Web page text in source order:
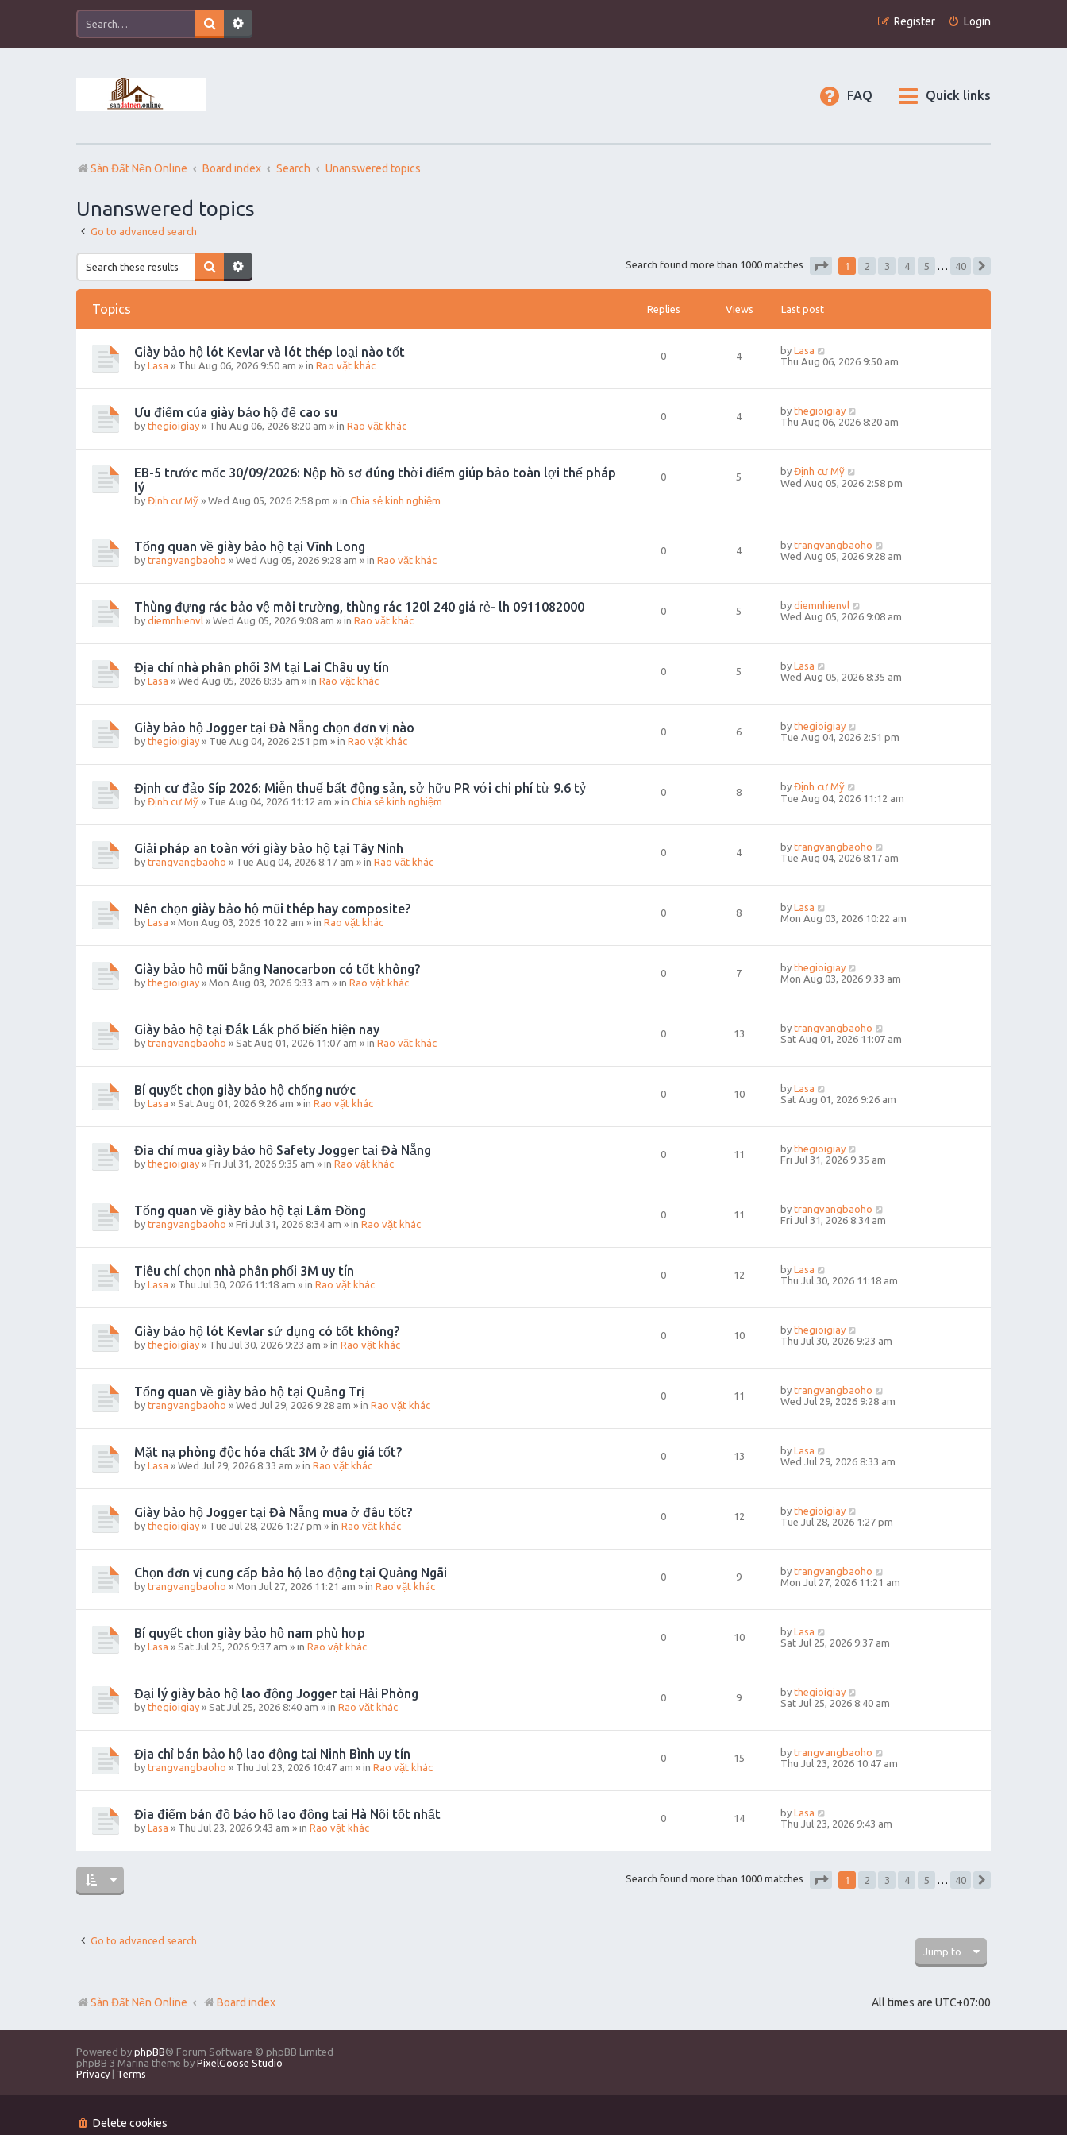
Login
Register
Quick links
FAQ
Sàn Đất Nền Online Board index Search Unanswered topics
Unanswered topics
Go to advanced search
Search found more than 1000 matches
1 2 3 4 5 …
40
Topics Replies Views Last post
Giày bảo hộ lót Kevlar và lót thép loại nào tốt
by Lasa » Thu Aug 06, 2026 9:50 am » in Rao vặt khác
0 4 by Lasa
Thu Aug 06, 2026 9:50 am
Ưu điểm của giày bảo hộ đế cao su
by thegioigiay » Thu Aug 06, 2026 8:20 am » in Rao vặt khác
0 4 by thegioigiay
Thu Aug 06, 2026 8:20 am
EB-5 trước mốc 30/09/2026: Nộp hồ sơ đúng thời điểm giúp bảo toàn lợi thế pháp
lý
by Định cư Mỹ » Wed Aug 05, 2026 2:58 pm » in Chia sẻ kinh nghiệm
0 5 by Định cư Mỹ
Wed Aug 05, 2026 2:58 pm
Tổng quan về giày bảo hộ tại Vĩnh Long
by trangvangbaoho » Wed Aug 05, 2026 9:28 am » in Rao vặt khác
0 4 by trangvangbaoho
Wed Aug 05, 2026 9:28 am
Thùng đựng rác bảo vệ môi trường, thùng rác 120l 240 giá rẻ- lh 0911082000
by diemnhienvl » Wed Aug 05, 2026 9:08 am » in Rao vặt khác
0 5 by diemnhienvl
Wed Aug 05, 2026 9:08 am
Địa chỉ nhà phân phối 3M tại Lai Châu uy tín
by Lasa » Wed Aug 05, 2026 8:35 am » in Rao vặt khác
0 5 by Lasa
Wed Aug 05, 2026 8:35 am
Giày bảo hộ Jogger tại Đà Nẵng chọn đơn vị nào
by thegioigiay » Tue Aug 04, 2026 2:51 pm » in Rao vặt khác
0 6 by thegioigiay
Tue Aug 04, 2026 2:51 pm
Định cư đảo Síp 2026: Miễn thuế bất động sản, sở hữu PR với chi phí từ 9.6 tỷ
by Định cư Mỹ » Tue Aug 04, 2026 11:12 am » in Chia sẻ kinh nghiệm
0 8 by Định cư Mỹ
Tue Aug 04, 2026 11:12 am
Giải pháp an toàn với giày bảo hộ tại Tây Ninh
by trangvangbaoho » Tue Aug 04, 2026 8:17 am » in Rao vặt khác
0 4 by trangvangbaoho
Tue Aug 04, 2026 8:17 am
Nên chọn giày bảo hộ mũi thép hay composite?
by Lasa » Mon Aug 03, 2026 10:22 am » in Rao vặt khác
0 8 by Lasa
Mon Aug 03, 2026 10:22 am
Giày bảo hộ mũi bằng Nanocarbon có tốt không?
by thegioigiay » Mon Aug 03, 2026 9:33 am » in Rao vặt khác
0 7 by thegioigiay
Mon Aug 03, 2026 9:33 am
Giày bảo hộ tại Đắk Lắk phổ biến hiện nay
by trangvangbaoho » Sat Aug 01, 2026 11:07 am » in Rao vặt khác
0 13 by trangvangbaoho
Sat Aug 01, 2026 11:07 am
Bí quyết chọn giày bảo hộ chống nước
by Lasa » Sat Aug 01, 2026 9:26 am » in Rao vặt khác
0 10 by Lasa
Sat Aug 01, 2026 9:26 am
Địa chỉ mua giày bảo hộ Safety Jogger tại Đà Nẵng
by thegioigiay » Fri Jul 31, 2026 9:35 am » in Rao vặt khác
0 11 by thegioigiay
Fri Jul 31, 2026 9:35 am
Tổng quan về giày bảo hộ tại Lâm Đồng
by trangvangbaoho » Fri Jul 31, 2026 8:34 am » in Rao vặt khác
0 11 by trangvangbaoho
Fri Jul 31, 2026 8:34 am
Tiêu chí chọn nhà phân phối 3M uy tín
by Lasa » Thu Jul 30, 2026 11:18 am » in Rao vặt khác
0 12 by Lasa
Thu Jul 30, 2026 11:18 am
Giày bảo hộ lót Kevlar sử dụng có tốt không?
by thegioigiay » Thu Jul 30, 2026 9:23 am » in Rao vặt khác
0 10 by thegioigiay
Thu Jul 30, 2026 9:23 am
Tổng quan về giày bảo hộ tại Quảng Trị
by trangvangbaoho » Wed Jul 29, 2026 9:28 am » in Rao vặt khác
0 11 by trangvangbaoho
Wed Jul 29, 2026 9:28 am
Mặt nạ phòng độc hóa chất 3M ở đâu giá tốt?
by Lasa » Wed Jul 29, 2026 8:33 am » in Rao vặt khác
0 13 by Lasa
Wed Jul 29, 2026 8:33 am
Giày bảo hộ Jogger tại Đà Nẵng mua ở đâu tốt?
by thegioigiay » Tue Jul 28, 2026 1:27 pm » in Rao vặt khác
0 12 by thegioigiay
Tue Jul 28, 2026 1:27 pm
Chọn đơn vị cung cấp bảo hộ lao động tại Quảng Ngãi
by trangvangbaoho » Mon Jul 27, 2026 11:21 am » in Rao vặt khác
0 9 by trangvangbaoho
Mon Jul 27, 2026 11:21 am
Bí quyết chọn giày bảo hộ nam phù hợp
by Lasa » Sat Jul 25, 2026 9:37 am » in Rao vặt khác
0 10 by Lasa
Sat Jul 25, 2026 9:37 am
Đại lý giày bảo hộ lao động Jogger tại Hải Phòng
by thegioigiay » Sat Jul 25, 2026 8:40 am » in Rao vặt khác
0 9 by thegioigiay
Sat Jul 25, 2026 8:40 am
Địa chỉ bán bảo hộ lao động tại Ninh Bình uy tín
by trangvangbaoho » Thu Jul 23, 2026 10:47 am » in Rao vặt khác
0 15 by trangvangbaoho
Thu Jul 23, 2026 10:47 am
Địa điểm bán đồ bảo hộ lao động tại Hà Nội tốt nhất
by Lasa » Thu Jul 23, 2026 9:43 am » in Rao vặt khác
0 14 by Lasa
Thu Jul 23, 2026 9:43 am
Search found more than 1000 matches
1 2 3 4 5 …
40
Go to advanced search
Jump to
All times are UTC+07:00
Sàn Đất Nền Online Board index
Powered by phpBB® Forum Software © phpBB Limited
phpBB 3 Marina theme by PixelGoose Studio
Privacy
Terms
Delete cookies